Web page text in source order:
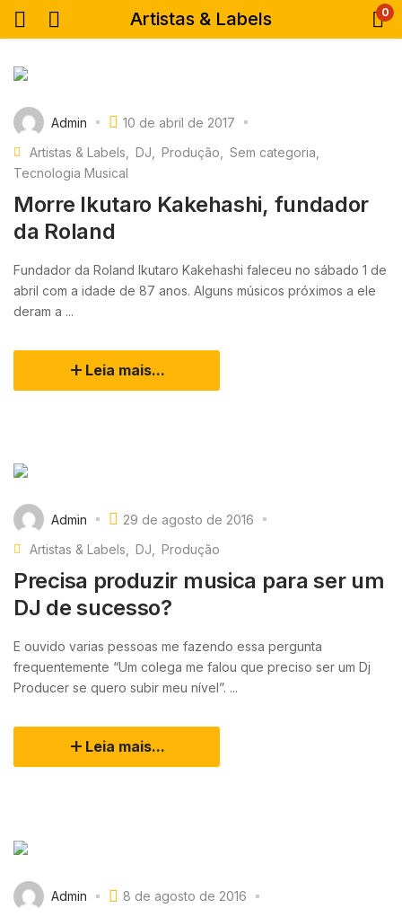
Artistas & Labels 0
Admin
10 de abril de 2017
Artistas & Labels
DJ Produção
Sem categoria
Tecnologia Musical
Morre Ikutaro Kakehashi, fundador
da Roland
Fundador da Roland Ikutaro Kakehashi faleceu no sábado 1 de
abril com a idade de 87 anos. Alguns músicos próximos a ele
deram a ...
Leia mais...
Admin
29 de agosto de 2016
Artistas & Labels
DJ Produção
Precisa produzir musica para ser um
DJ de sucesso?
E ouvido varias pessoas me fazendo essa pergunta
frequentemente “Um colega me falou que preciso ser um Dj
Producer se quero subir meu nível”. ...
Leia mais...
Admin
8 de agosto de 2016